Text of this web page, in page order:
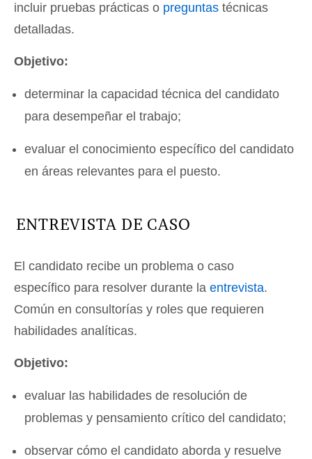
incluir pruebas prácticas o preguntas técnicas
detalladas.
Objetivo:
determinar la capacidad técnica del candidato
para desempeñar el trabajo;
evaluar el conocimiento específico del candidato
en áreas relevantes para el puesto.
ENTREVISTA DE CASO
El candidato recibe un problema o caso
específico para resolver durante la entrevista.
Común en consultorías y roles que requieren
habilidades analíticas.
Objetivo:
evaluar las habilidades de resolución de
problemas y pensamiento crítico del candidato;
observar cómo el candidato aborda y resuelve